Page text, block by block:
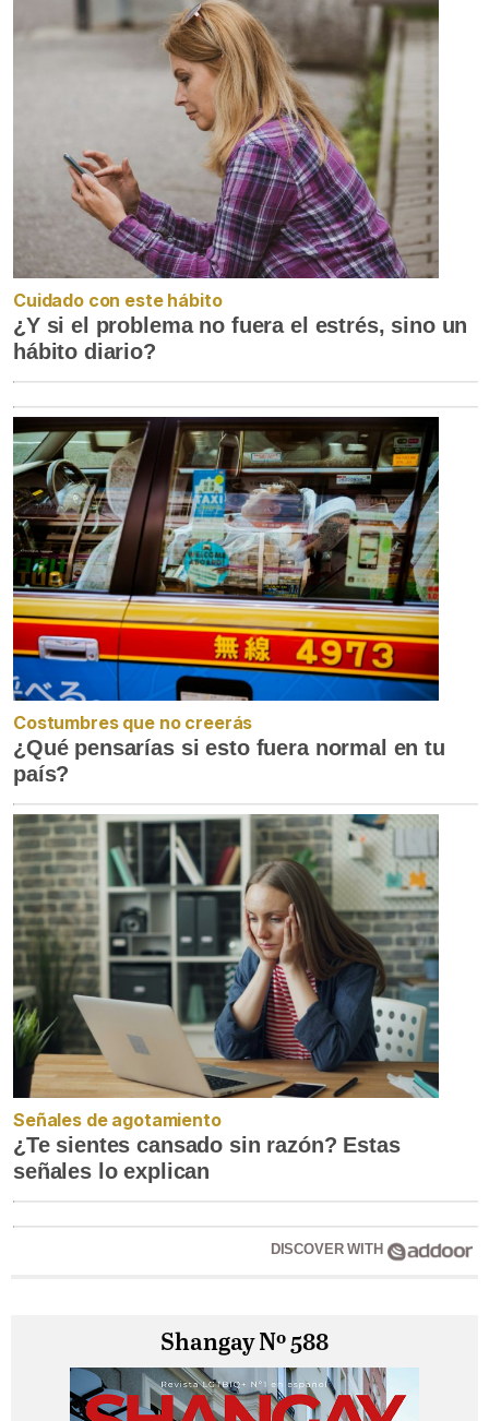
Cuidado con este hábito
¿Y si el problema no fuera el estrés, sino un
hábito diario?
Costumbres que no creerás
¿Qué pensarías si esto fuera normal en tu
país?
Señales de agotamiento
¿Te sientes cansado sin razón? Estas
señales lo explican
DISCOVER WITH
Shangay Nº 588